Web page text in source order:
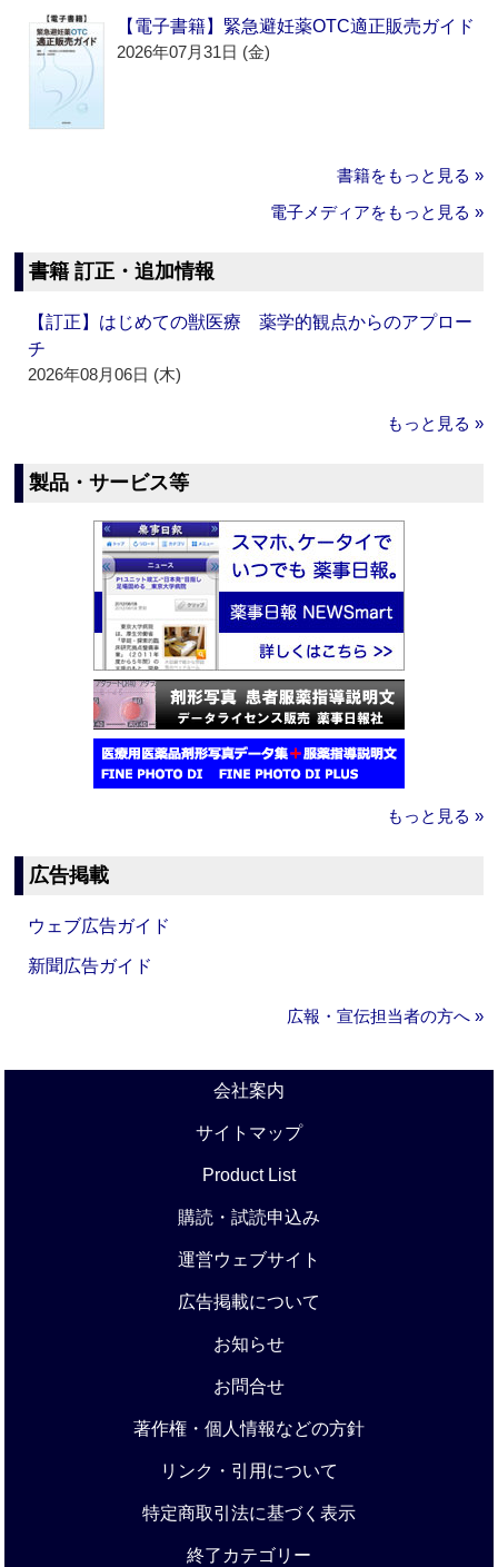
【電子書籍】緊急避妊薬OTC適正販売ガイド
2026年07月31日 (金)
書籍をもっと見る »
電子メディアをもっと見る »
書籍 訂正・追加情報
【訂正】はじめての獣医療 薬学的観点からのアプロー
チ
2026年08月06日 (木)
もっと見る »
製品・サービス等
もっと見る »
広告掲載
ウェブ広告ガイド
新聞広告ガイド
広報・宣伝担当者の方へ »
会社案内
サイトマップ
Product List
購読・試読申込み
運営ウェブサイト
広告掲載について
お知らせ
お問合せ
著作権・個人情報などの方針
リンク・引用について
特定商取引法に基づく表示
終了カテゴリー